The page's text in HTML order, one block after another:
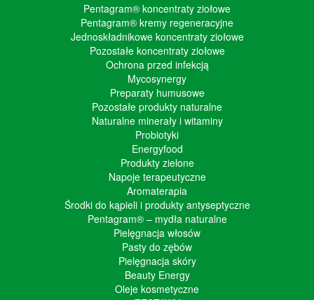
Pentagram® koncentraty ziołowe
Pentagram® kremy regeneracyjne
Jednoskładnikowe koncentraty ziołowe
Pozostałe koncentraty ziołowe
Ochrona przed infekcją
Mycosynergy
Preparaty humusowe
Pozostałe produkty naturalne
Naturalne minerały i witaminy
Probiotyki
Energyfood
Produkty zielone
Napoje terapeutyczne
Aromaterapia
Środki do kąpieli i produkty antyseptyczne
Pentagram® – mydła naturalne
Pielęgnacja włosów
Pasty do zębów
Pielęgnacja skóry
Beauty Energy
Oleje kosmetyczne